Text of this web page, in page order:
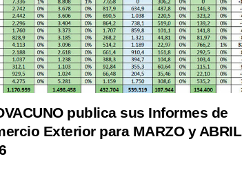
publica sus Informes de
Exterior para MARZO y ABRIL